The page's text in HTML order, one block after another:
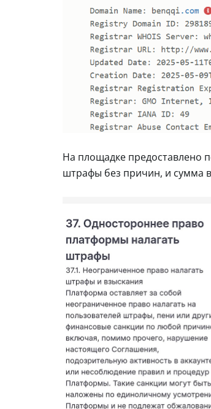
На площадке предоставлено
штрафы без причин, и сумма